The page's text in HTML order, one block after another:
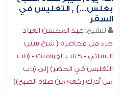
بغلس...) , التغليس في
السفر
للشيخ: عبد المحسن العباد
جزء من محاضرة ( شرح سنن
النسائي - كتاب المواقيت - (باب
التغليس في الحضر) إلى (باب
من أدرك ركعة من صلاة الصبح))